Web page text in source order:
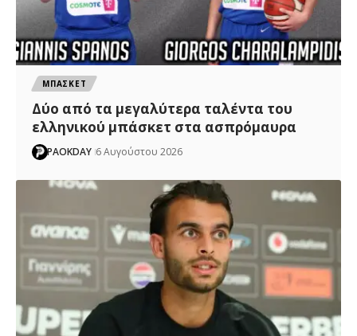
ΜΠΑΣΚΕΤ
Δύο από τα μεγαλύτερα ταλέντα του
ελληνικού μπάσκετ στα ασπρόμαυρα
PAOKDAY 6 Αυγούστου 2026